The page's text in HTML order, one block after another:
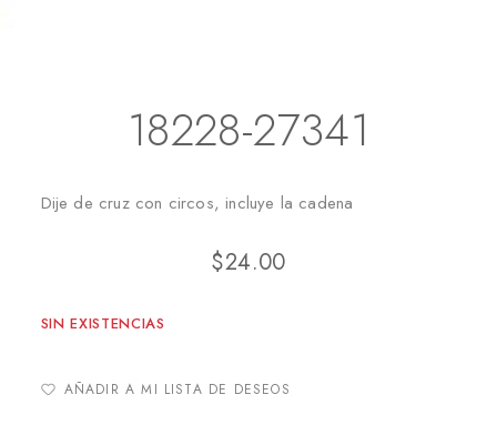
18228-27341
Dije de cruz con circos, incluye la cadena
$24.00
SIN EXISTENCIAS
AÑADIR A MI LISTA DE DESEOS